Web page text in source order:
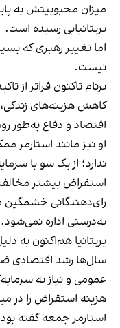
میزان محبوبیتش به
بریتانیایی رسیده است.
اما تغییر رهبری که
نیست.
برنام تاکنون فراتر از
کاهش هزینه‌های زندگی،
اقتصاد و دفاع به‌طور
او نیز مانند استارمر
ندارد؛ از یک سو با
استقراض بیشتر
رای‌دهندگانی
به‌درستی اداره نمی‌شود.
بریتانیا هم‌اکنون به
سال‌ها رشد اقتصادی
عمومی و نیاز به
هزینه استقراض را در
استارمر جمعه گفته